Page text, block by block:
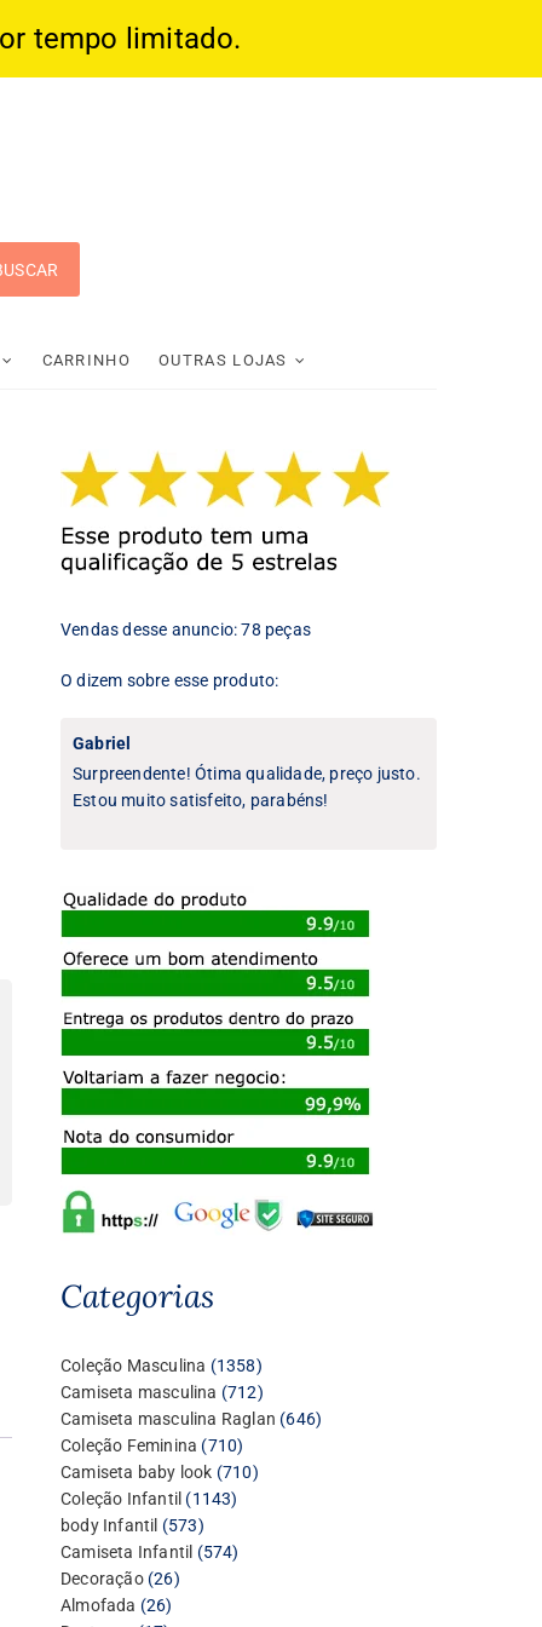
tempo limitado.
CARRINHO OUTRAS LOJAS
Vendas desse anuncio: 78 peças
O dizem sobre esse produto:
Gabriel
Surpreendente! Ótima qualidade, preço justo.
Estou muito satisfeito, parabéns!
Categorias
Coleção Masculina 13581358
produtos
Camiseta masculina 712712
produtos
Camiseta masculina Raglan 646646
Coleção Feminina 710710
produtos
Camiseta baby look 710710
Coleção Infantil 11431143
body Infantil 573573
produtos
Camiseta Infantil 574574
Decoração 2626
Almofada 2626